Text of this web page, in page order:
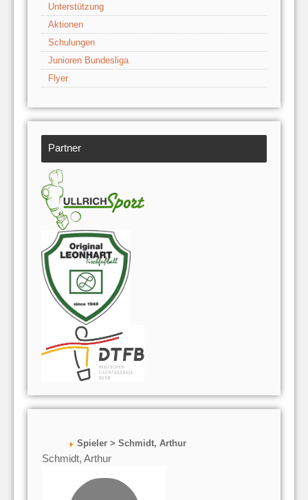
Unterstützung
Aktionen
Schulungen
Junioren Bundesliga
Flyer
Partner
Spieler > Schmidt, Arthur
Schmidt, Arthur